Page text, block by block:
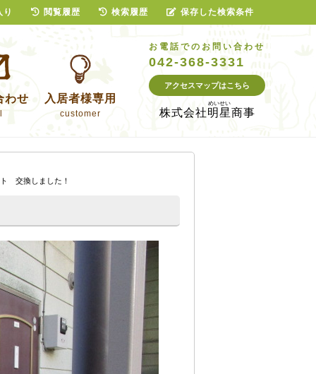
わせ 入居者様専用
customer
お電話でのお問い合わせ
042-368-3331
アクセスマップはこちら
株式会社明星商事
交換しました！
り 閲覧履歴 検索履歴 保存した検索条件